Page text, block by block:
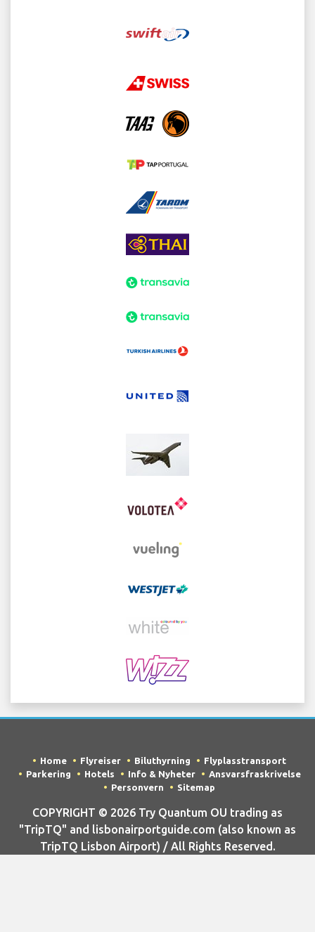
Home Flyreiser Biluthyrning
Flyplasstransport
Parkering
Hotels Info & Nyheter
Ansvarsfraskrivelse
Personvern
Sitemap
COPYRIGHT © 2026 Try Quantum OU trading as
"TripTQ" and lisbonairportguide.com (also known as
TripTQ Lisbon Airport) / All Rights Reserved.